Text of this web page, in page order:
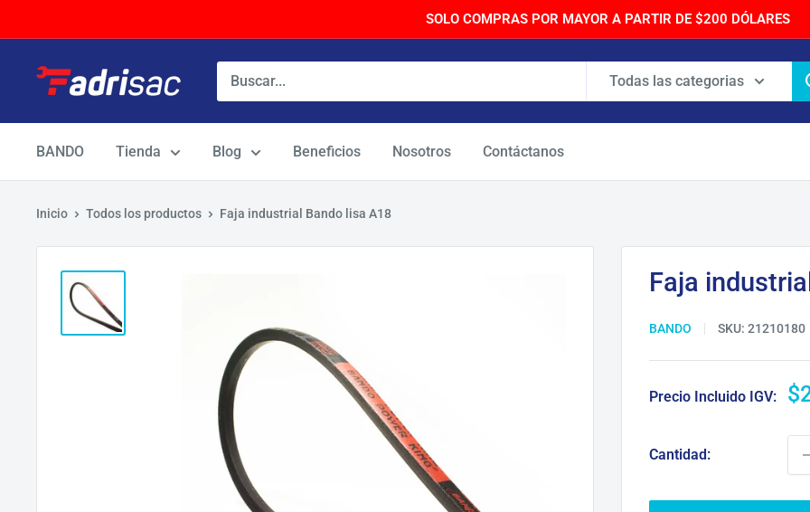
directamente
contenido
SOLO COMPRAS POR MAYOR A PARTIR DE $200 DÓLARES
Todas las categorias
BANDO Tienda Blog Beneficios Nosotros Contáctanos
Inicio Todos los productos Faja industrial Bando lisa A18
Faja
BANDO SKU: 21210180
Precio Incluido IGV:
Cantidad: